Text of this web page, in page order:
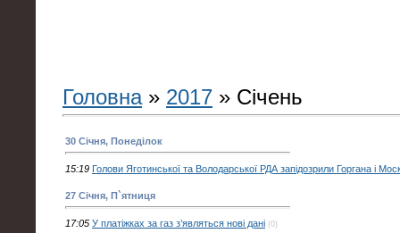
Головна» 2017 » Січень
30 Січня, Понеділок
15:19 Голови Яготинської та Володарської РДА запідозрили Горгана і
27 Січня, П`ятниця
17:05 У платіжках за газ з’являться нові дані (0)